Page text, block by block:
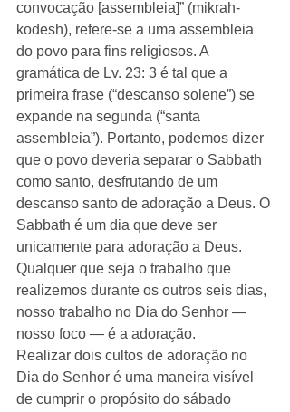
convocação [assembleia]” (mikrah-
kodesh), refere-se a uma assembleia
do povo para fins religiosos. A
gramática de Lv. 23: 3 é tal que a
primeira frase (“descanso solene”) se
expande na segunda (“santa
assembleia”). Portanto, podemos dizer
que o povo deveria separar o Sabbath
como santo, desfrutando de um
descanso santo de adoração a Deus. O
Sabbath é um dia que deve ser
unicamente para adoração a Deus.
Qualquer que seja o trabalho que
realizemos durante os outros seis dias,
nosso trabalho no Dia do Senhor —
nosso foco — é a adoração.
Realizar dois cultos de adoração no
Dia do Senhor é uma maneira visível
de cumprir o propósito do sábado